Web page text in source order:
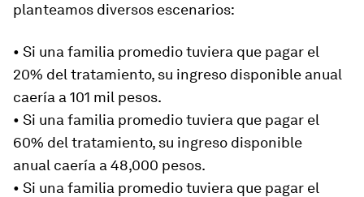
planteamos diversos escenarios:
• Si una familia promedio tuviera que pagar el
20% del tratamiento, su ingreso disponible anual
caería a 101 mil pesos.
• Si una familia promedio tuviera que pagar el
60% del tratamiento, su ingreso disponible
anual caería a 48,000 pesos.
• Si una familia promedio tuviera que pagar el